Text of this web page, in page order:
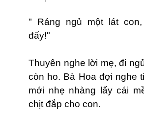
" Ráng ngủ một lát
đấy!"
Thuyên nghe lời mẹ, đi
còn ho. Bà Hoa đợi nghe
mới nhẹ nhàng lấy cái
chịt đắp cho con.